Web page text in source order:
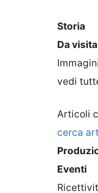
Storia
Da
vedi
Articoli
cerca
Eventi